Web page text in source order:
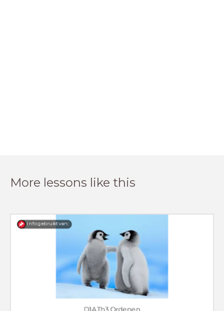
More lessons like this